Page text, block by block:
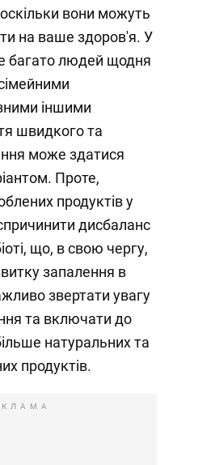
оскільки вони можуть
на ваше здоров'я. У
багато людей щодня
іншими
швидкого та
може здатися
Проте,
продуктів у
дисбаланс
що, в свою чергу,
запалення в
звертати увагу
та включати до
натуральних та
продуктів.